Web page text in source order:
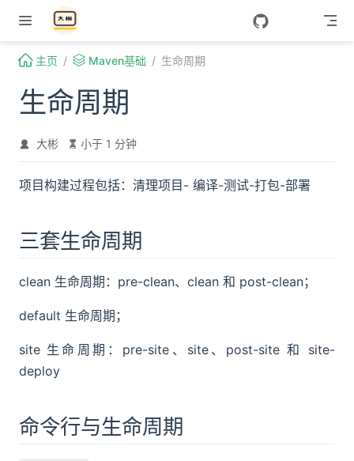
Skip to content
主页 Maven基础 生命周期
生命周期
大彬 小于 1 分钟
项目构建过程包括：清理项目- 编译-测试-打包-部署
三套生命周期
clean 生命周期：pre-clean、clean 和 post-clean；
default 生命周期；
site 生命周期：pre-site、site、post-site 和 site-
deploy
命令行与生命周期